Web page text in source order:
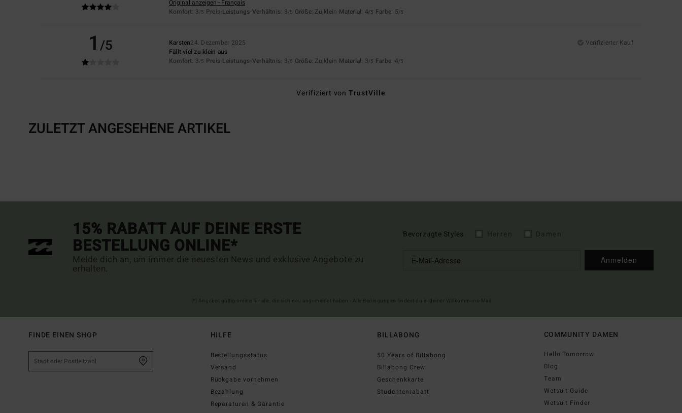
Original anzeigen - Français
Komfort: 3/5 Preis-Leistungs-Verhältnis: 3/5 Größe: Zu klein Material: 4/5 Farbe: 5/5
1 /5 Karsten24. Dezember 2025
Verifizierter Kauf
Fällt viel zu klein aus
Komfort: 3/5 Preis-Leistungs-Verhältnis: 3/5 Größe: Zu klein Material: 3/5 Farbe: 4/5
Verifiziert vonTrustVille
ZULETZT ANGESEHENE ARTIKEL
15% RABATT AUF DEINE ERSTE
BESTELLUNG ONLINE*
Melde dich an, um immer die neuesten News und exklusive Angebote zu
erhalten.
Bevorzugte Styles
Anmelden
FINDE EINEN SHOP HILFE
Bestellungsstatus
Versand
Rückgabe vornehmen
Bezahlung
Reparaturen & Garantie
BILLABONG
50 Years of Billabong
Billabong Crew
Geschenkkarte
Studentenrabatt
COMMUNITY DAMEN
Hello Tomorrow
Blog
Team
Wetsuit Guide
Wetsuit Finder